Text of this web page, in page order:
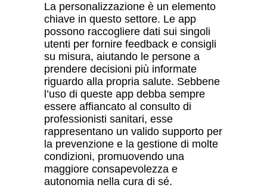
La personalizzazione è un elemento
chiave in questo settore. Le app
possono raccogliere dati sui singoli
utenti per fornire feedback e consigli
su misura, aiutando le persone a
prendere decisioni più informate
riguardo alla propria salute. Sebbene
l’uso di queste app debba sempre
essere affiancato al consulto di
professionisti sanitari, esse
rappresentano un valido supporto per
la prevenzione e la gestione di molte
condizioni, promuovendo una
maggiore consapevolezza e
autonomia nella cura di sé.